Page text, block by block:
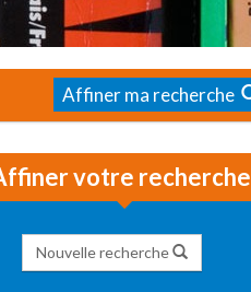
Affiner ma recherche
votre recherche
Nouvelle recherche